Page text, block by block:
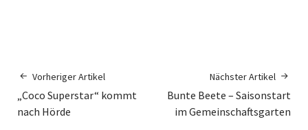
Vorheriger Artikel
„Coco Superstar“ kommt
nach Hörde
Nächster Artikel
Bunte Beete – Saisonstart
im Gemeinschaftsgarten